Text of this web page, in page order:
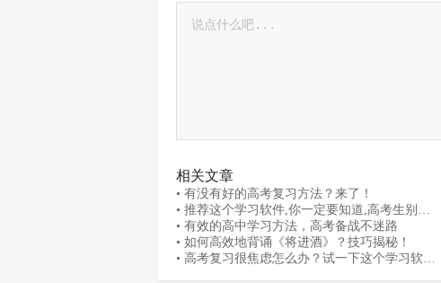
相关文章
• 有没有好的高考复习方法？来了！
• 推荐这个学习软件,你一定要知道,高考生别错
过！
• 有效的高中学习方法，高考备战不迷路
• 如何高效地背诵《将进酒》？技巧揭秘！
• 高考复习很焦虑怎么办？试一下这个学习软